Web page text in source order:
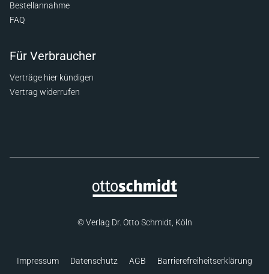
Bestellannahme
FAQ
Für Verbraucher
Verträge hier kündigen
Vertrag widerrufen
© Verlag Dr. Otto Schmidt, Köln
Impressum Datenschutz AGB Barrierefreiheitserklärung